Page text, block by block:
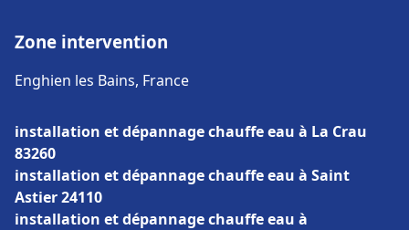
Zone intervention
Enghien les Bains, France
installation et dépannage chauffe eau à La Crau
83260
installation et dépannage chauffe eau à Saint
Astier 24110
installation et dépannage chauffe eau à